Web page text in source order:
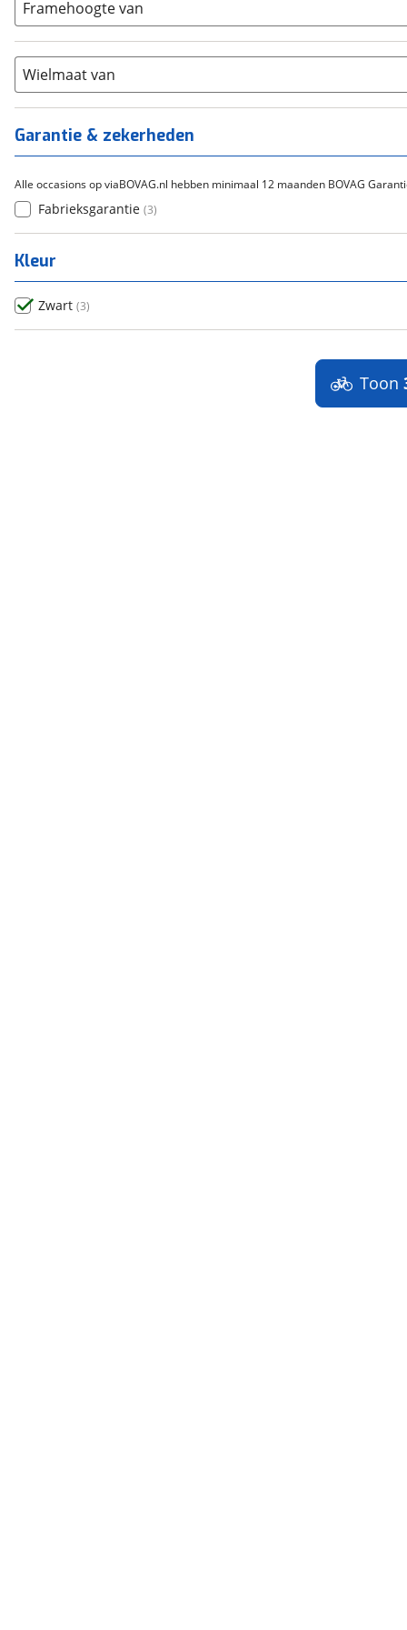
Cortina (0)
Flyer (0)
Overig ( 0)
15-20 (0)
21+
Chroom-molybdeen (0)
Scandium
Staal (0 )
Tica
Framehoogte van
Wielmaat van
Garantie & zekerheden
Alle occasions op viaBOVAG.nl hebben minimaal 12 maanden BOVAG
Fabrieksgarantie (3)
Kleur
Zwart (3)
Toon